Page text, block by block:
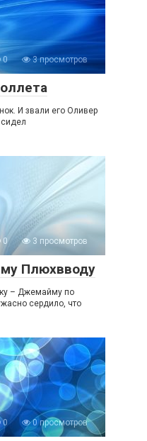
0
3 просмотров
И звали его Оливер
0
3 просмотров
Плюхвводу
– Джемайму по
сердило, что
0
0 просмотров